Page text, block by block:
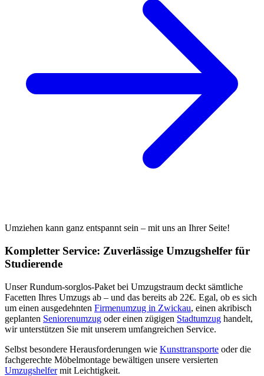
Umziehen kann ganz entspannt sein – mit uns an Ihrer Seite!
Kompletter Service: Zuverlässige Umzugshelfer für
Studierende
Unser Rundum-sorglos-Paket bei Umzugstraum deckt sämtliche
Facetten Ihres Umzugs ab – und das bereits ab 22€. Egal, ob es sich
um einen ausgedehnten Firmenumzug in Zwickau, einen akribisch
geplanten Seniorenumzug oder einen zügigen Stadtumzug handelt,
wir unterstützen Sie mit unserem umfangreichen Service.
Selbst besondere Herausforderungen wie Kunsttransporte oder die
fachgerechte Möbelmontage bewältigen unsere versierten
Umzugshelfermit Leichtigkeit.